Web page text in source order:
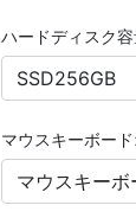
ハードディスク
マウスキーボー